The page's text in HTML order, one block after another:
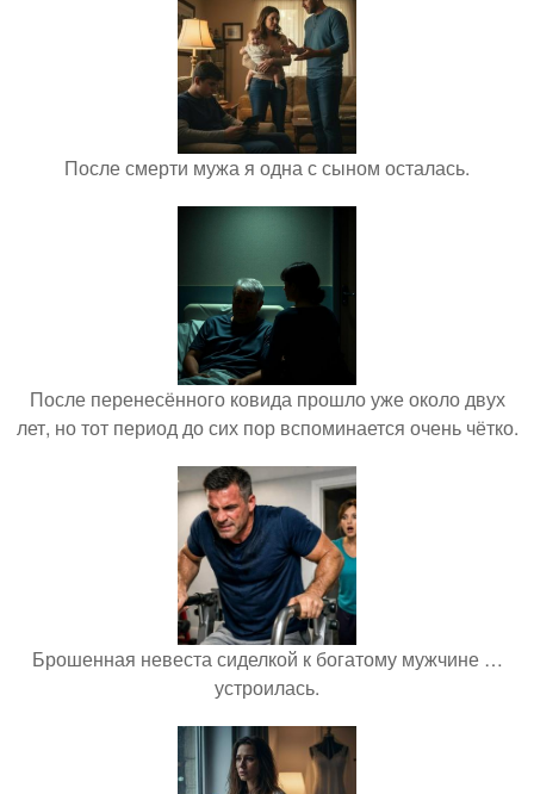
После смерти мужа я одна с сыном осталась.
После перенесённого ковида прошло уже около двух
лет, но тот период до сих пор вспоминается очень чётко.
Брошенная невеста сиделкой к богатому мужчине …
устроилась.